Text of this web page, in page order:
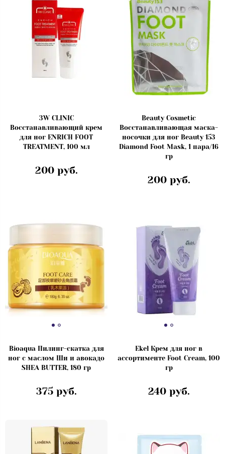
3W CLINIC
Восстанавливающий крем
для ног ENRICH FOOT
TREATMENT, 100 мл
200 руб.
Beauty Cosmetic
Восстанавливающая маска-
носочки для ног Beauty 153
Diamond Foot Mask, 1 пара/16
гр
200 руб.
Bioaqua Пилинг-скатка для
ног с маслом Ши и авокадо
SHEA BUTTER, 180 гр
375 руб.
Ekel Крем для ног в
ассортименте Foot Cream, 100
гр
240 руб.